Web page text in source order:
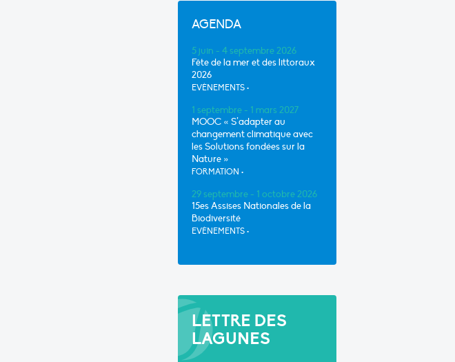
AGENDA
5 juin - 4 septembre 2026
Fête de la mer et des littoraux
2026
EVÈNEMENTS •
1 septembre - 1 mars 2027
MOOC « S’adapter au
changement climatique avec
les Solutions fondées sur la
Nature »
FORMATION •
29 septembre - 1 octobre 2026
15es Assises Nationales de la
Biodiversité
EVÈNEMENTS •
LETTRE DES
LAGUNES